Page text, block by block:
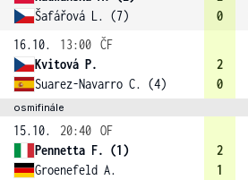
Šafářová L. (7)
0
16.10.
13:00 ČF
Kvitová P.
Suarez-Navarro C. (4)
2
0
osmifinále
15.10. 20:40 OF
Pennetta F. (1)
Groenefeld A.
2
1